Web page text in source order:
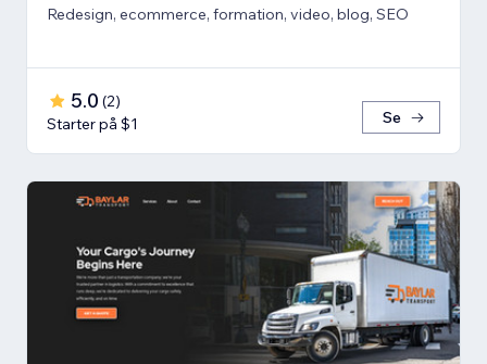
Redesign, ecommerce, formation, video, blog, SEO
5.0 (2)
Starter på $1
Se